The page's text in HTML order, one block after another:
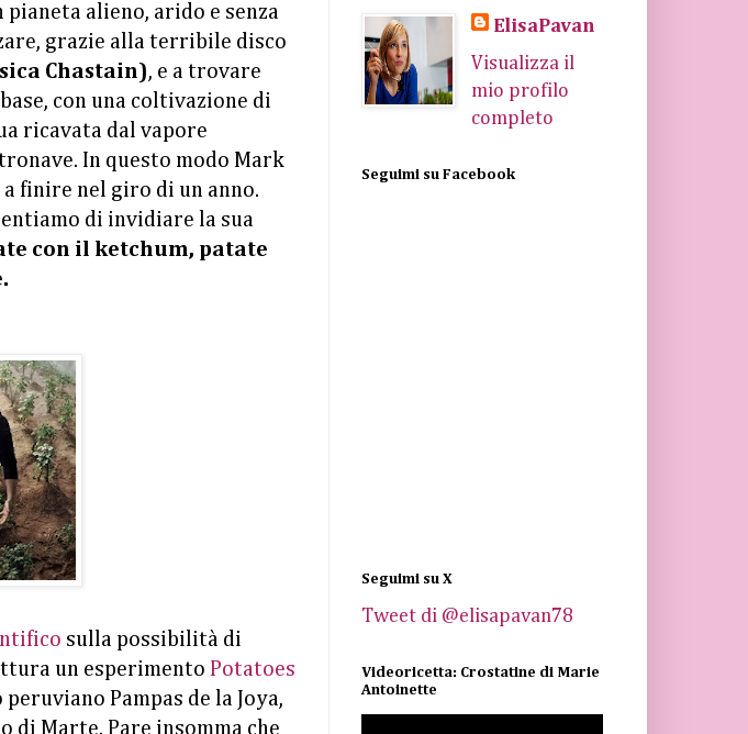
alieno, arido e senza
grazie alla terribile disco
Chastain), e a trovare
con una coltivazione di
ricavata dal vapore
In questo modo Mark
finire nel giro di un anno.
di invidiare la sua
con il ketchum, patate
sulla possibilità di
un esperimento Potatoes
Pampas de la Joya,
di Marte. Pare insomma che
ElisaPavan
Visualizza il
mio profilo
completo
Seguimi su Facebook
Seguimi su X
Tweet di @elisapavan78
Videoricetta: Crostatine di Marie
Antoinette